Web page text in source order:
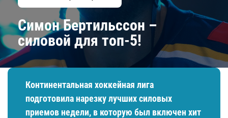
​Симон Бертильссон –
силовой для топ-5!
Континентальная хоккейная лига
подготовила нарезку лучших силовых
приемов недели, в которую был включен хит